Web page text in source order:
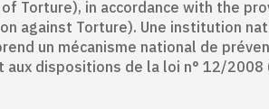
Torture), in accordance with the
against Torture). Une institution
un mécanisme national de
aux dispositions de la loi n° 12/